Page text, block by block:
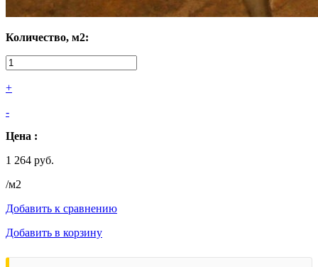
Количество, м2:
+
-
Цена :
1 264 руб.
/м2
Добавить к сравнению
Добавить в корзину